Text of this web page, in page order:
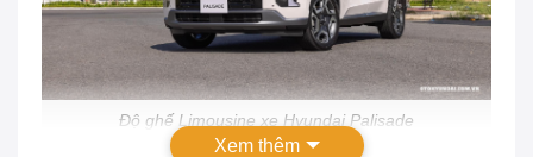
Độ ghế Limousine xe Hyundai Palisade
Xem thêm